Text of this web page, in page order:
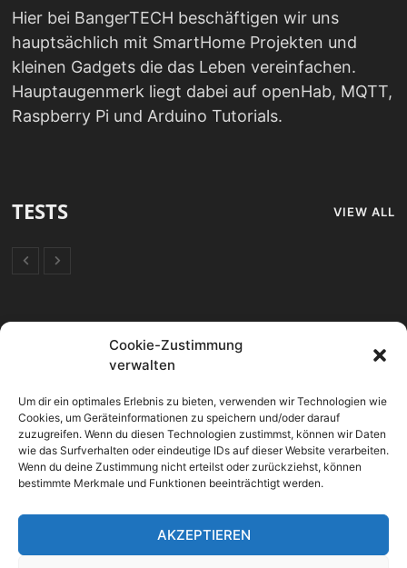
Cookie-Zustimmung
verwalten
Um dir ein optimales Erlebnis zu bieten, verwenden wir Technologien wie
Cookies, um Geräteinformationen zu speichern und/oder darauf
zuzugreifen. Wenn du diesen Technologien zustimmst, können wir Daten
wie das Surfverhalten oder eindeutige IDs auf dieser Website verarbeiten.
Wenn du deine Zustimmung nicht erteilst oder zurückziehst, können
bestimmte Merkmale und Funktionen beeinträchtigt werden.
AKZEPTIEREN
Hier bei BangerTECH beschäftigen wir uns
hauptsächlich mit SmartHome Projekten und
kleinen Gadgets die das Leben vereinfachen.
Hauptaugenmerk liegt dabei auf openHab, MQTT,
Raspberry Pi und Arduino Tutorials.
TESTS VIEW ALL
OpenHAB 2 Allgemein
SmartHome Allgemein
Sonoff Geräte
Vorschläge & Verbesserungen